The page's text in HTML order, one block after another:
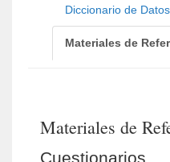
Diccionario de Datos
Materiales de
Materiales de
Cuestionarios